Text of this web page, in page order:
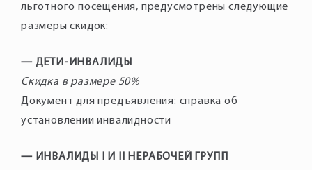
льготного посещения, предусмотрены следующие
— ДЕТИ-ИНВАЛИДЫ
Скидка в размере 50%
Документ для предъявления: справка об
установлении инвалидности
— ИНВАЛИДЫ I И II НЕРАБОЧЕЙ ГРУПП